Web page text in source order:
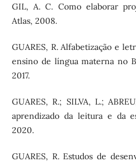
GIL, A. C. Como elaborar
Atlas, 2008.
GUARES, R. Alfabetização e
ensino de língua materna no
2017.
GUARES, R.; SILVA, L.;
aprendizado da leitura e da
2020.
GUARES, R. Estudos de